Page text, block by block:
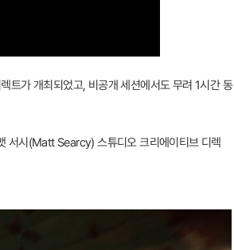
트가 개최되었고, 비공개 세션에서도 무려 1시간 동
서시(Matt Searcy) 스튜디오 크리에이티브 디렉